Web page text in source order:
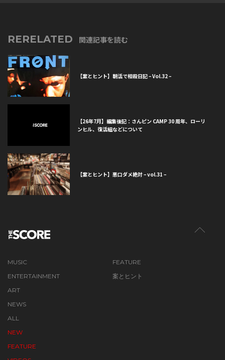
RERELATED 関連記事を読む
【案とヒント】朝活で相殺日記 – Vol.32 –
【26年7月】編集後記：さんピン CAMP 30 周年、ローリ
ンヒル、復活組などについて
【案とヒント】悪口ダメ絶対 – vol.31 –
MUSIC
ENTERTAINMENT
ART
FEATURE
案とヒント
NEWS
ALL
NEW
FEATURE